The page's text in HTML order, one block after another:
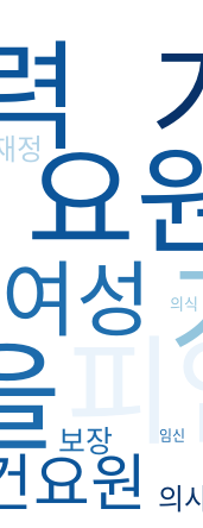
요
여성
요원
보장
정
의
의식
임신